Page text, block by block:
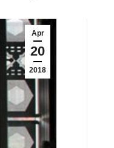
Apr
20
2018